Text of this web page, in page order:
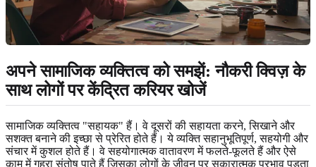
अपने सामाजिक व्यक्तित्व को समझें: नौकरी क्विज़ के
साथ लोगों पर केंद्रित करियर खोजें
सामाजिक व्यक्तित्व "सहायक" हैं। वे दूसरों की सहायता करने, सिखाने और
सशक्त बनाने की इच्छा से प्रेरित होते हैं। ये व्यक्ति सहानुभूतिपूर्ण, सहयोगी और
संचार में कुशल होते हैं। वे सहयोगात्मक वातावरण में फलते-फूलते हैं और ऐसे
काम में गहरा संतोष पाते हैं जिसका लोगों के जीवन पर सकारात्मक प्रभाव पड़ता